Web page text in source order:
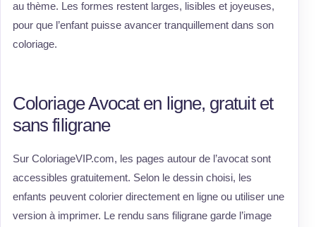
au thème. Les formes restent larges, lisibles et joyeuses,
pour que l’enfant puisse avancer tranquillement dans son
coloriage.
Coloriage Avocat en ligne, gratuit et
sans filigrane
Sur ColoriageVIP.com, les pages autour de l’avocat sont
accessibles gratuitement. Selon le dessin choisi, les
enfants peuvent colorier directement en ligne ou utiliser une
version à imprimer. Le rendu sans filigrane garde l’image